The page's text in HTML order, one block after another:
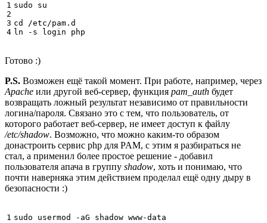
1
2
3
4
sudo su
cd
/etc/pam.d
Готово :)
P.S. Возможен ещё такой момент. При работе, например, через
Apache или другой веб-сервер, функция pam_auth будет
возвращать ложный результат независимо от правильности
логина/пароля. Связано это с тем, что пользователь, от
которого работает веб-сервер, не имеет доступ к файлу
/etc/shadow. Возможно, что можно каким-то образом
донастроить сервис php для PAM, с этим я разбираться не
стал, а применил более простое решение - добавил
пользователя апача в группу shadow, хоть и понимаю, что
почти наверняка этим действием проделал ещё одну дыру в
безопасности :)
1